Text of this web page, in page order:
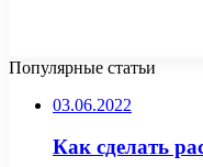
Популярные статьи
03.06.2022
Как сделать